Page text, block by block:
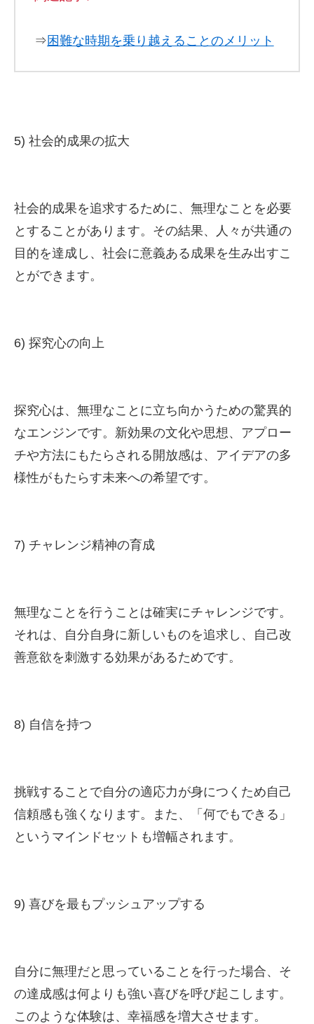
⇒ 困難な時期を乗り越えることのメリット
5) 社会的成果の拡大
社会的成果を追求するために、無理なことを必要
とすることがあります。その結果、人々が共通の
目的を達成し、社会に意義ある成果を生み出すこ
とができます。
6) 探究心の向上
探究心は、無理なことに立ち向かうための驚異的
なエンジンです。新効果の文化や思想、アプロー
チや方法にもたらされる開放感は、アイデアの多
様性がもたらす未来への希望です。
7) チャレンジ精神の育成
無理なことを行うことは確実にチャレンジです。
それは、自分自身に新しいものを追求し、自己改
善意欲を刺激する効果があるためです。
8) 自信を持つ
挑戦することで自分の適応力が身につくため自己
信頼感も強くなります。また、「何でもできる」
というマインドセットも増幅されます。
9) 喜びを最もプッシュアップする
自分に無理だと思っていることを行った場合、そ
の達成感は何よりも強い喜びを呼び起こします。
このような体験は、幸福感を増大させます。